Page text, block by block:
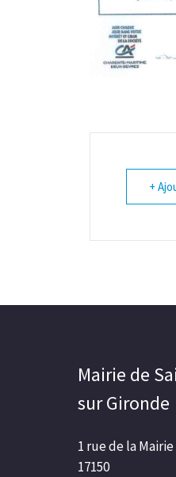
+
Mairie de
sur Gironde
1 rue de la Mairie
17150